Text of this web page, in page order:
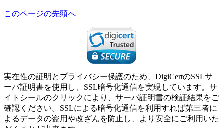
このページの先頭へ
実在性の証明とプライバシー保護のため、DigiCertのSSLサ
ーバ証明書を使用し、SSL暗号化通信を実現しています。サ
イトシールのクリックにより、サーバ証明書の検証結果をご
確認ください。SSLによる暗号化通信を利用すれば第三者に
よるデータの盗用や改ざんを防止し、より安全にご利用いた